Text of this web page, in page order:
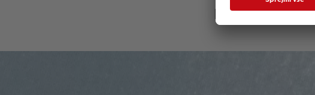
Izvedite več o